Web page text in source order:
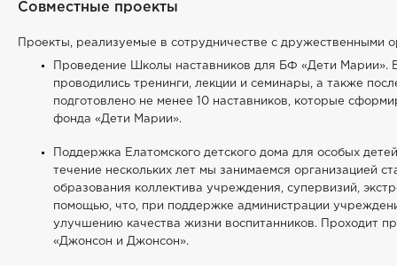
Совместные проекты
Проекты, реализуемые в сотрудничестве с дружественными
Проведение Школы наставников для БФ «Дети Марии».
проводились тренинги, лекции и семинары, а также
подготовлено не менее 10 наставников, которые
фонда «Дети Марии».
Поддержка Елатомского детского дома для особых
течение нескольких лет мы занимаемся организацией
образования коллектива учреждения, супервизий,
помощью, что, при поддержке администрации
улучшению качества жизни воспитанников. Проходит
«Джонсон и Джонсон».